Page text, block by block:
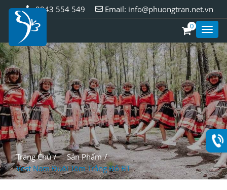
Email: info@phuongtran.net.vn
0943 554 549
0
Styles
Trang Chủ
Sản Phẩm
Vest Nam Đuôi Tôm Trắng Đỏ BT